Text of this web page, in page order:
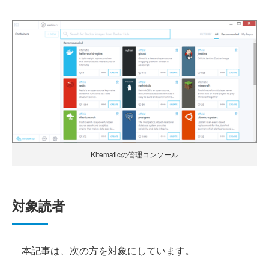
Kitematicの管理コンソール
対象読者
本記事は、次の方を対象にしています。